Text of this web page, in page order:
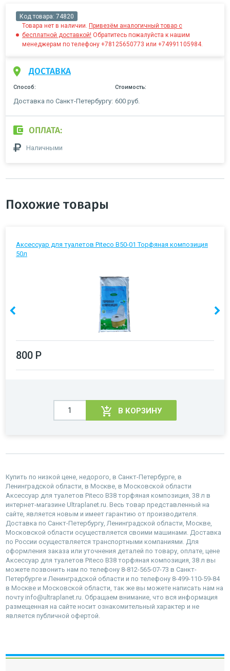
Код товара: 74820
Товара нет в наличии. Привезём аналогичный товар с
бесплатной доставкой! Обратитесь пожалуйста к нашим
менеджерам по телефону +78125650773 или +74991105984.
ДОСТАВКА
Способ: Стоимость:
Доставка по Санкт-Петербургу: 600 руб.
ОПЛАТА:
Наличными
Похожие товары
Аксессуар для туалетов Piteco В50-01 Торфяная композиция
50л
800 Р
В КОРЗИНУ
Купить по низкой цене, недорого, в Санкт-Петербурге, в
Ленинградской области, в Москве, в Московской области
Аксессуар для туалетов Piteco В38 торфяная композиция, 38 л в
интернет-магазине Ultraplanet.ru. Весь товар представленный на
сайте, является новым и имеет гарантию от производителя.
Доставка по Санкт-Петербургу, Ленинградской области, Москве,
Московской области осуществляется своими машинами. Доставка
по России осуществляется транспортными компаниями. Для
оформления заказа или уточнения деталей по товару, оплате, цене
Аксессуар для туалетов Piteco В38 торфяная композиция, 38 л вы
можете позвонить нам по телефону 8-812-565-07-73 в Санкт-
Петербурге и Ленинградской области и по телефону 8-499-110-59-84
в Москве и Московской области, так же вы можете написать нам на
почту info@ultraplanet.ru. Обращаем внимание, что вся информация
размещенная на сайте носит ознакомительный характер и не
является публичной офертой.
наверх